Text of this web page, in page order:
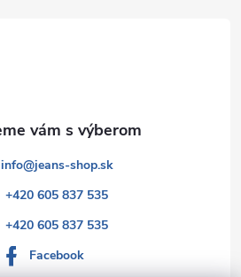
info@jeans-shop.sk
+420 605 837 535
+420 605 837 535
Facebook